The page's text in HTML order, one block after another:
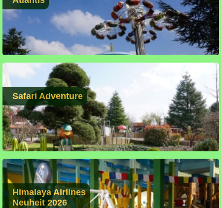
Safari Adventure
Himalaya Airlines
Neuheit 2026